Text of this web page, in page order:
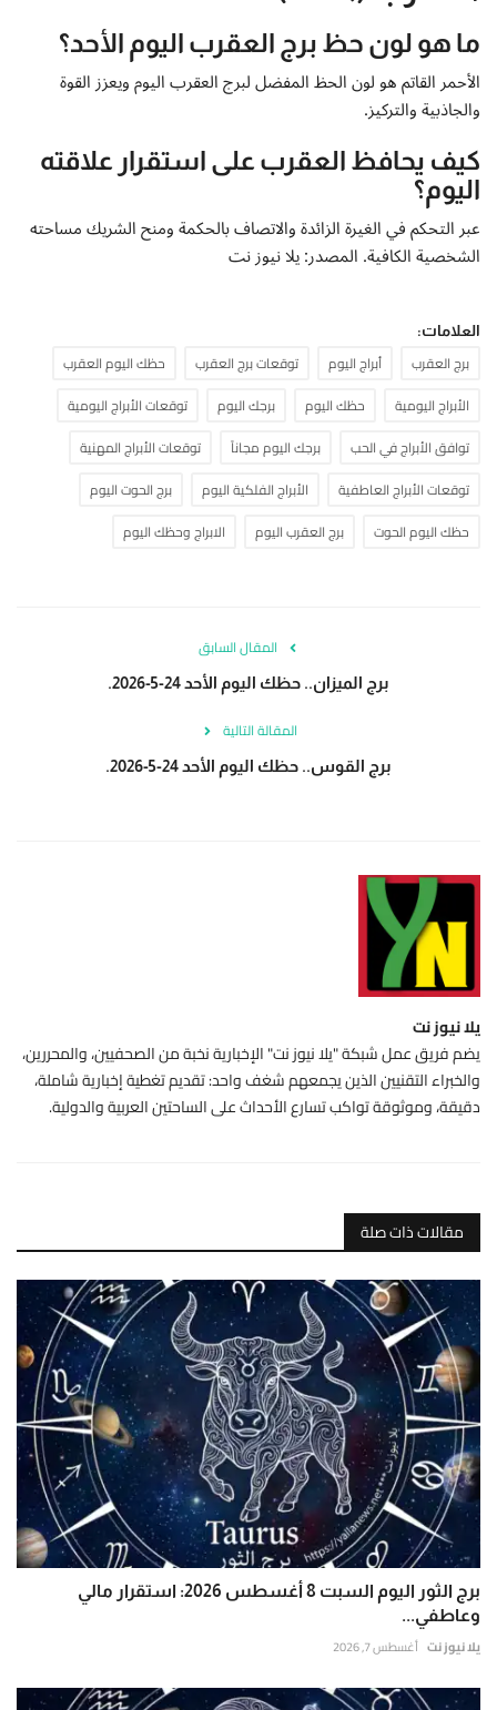
ما هو لون حظ برج العقرب اليوم الأحد؟
الأحمر القاتم هو لون الحظ المفضل لبرج العقرب اليوم ويعزز القوة
والجاذبية والتركيز.
كيف يحافظ العقرب على استقرار علاقته
اليوم؟
عبر التحكم في الغيرة الزائدة والاتصاف بالحكمة ومنح الشريك مساحته
الشخصية الكافية. المصدر: يلا نيوز نت
العلامات:
برج العقرب أبراج اليوم توقعات برج العقرب
حظك اليوم العقرب
الأبراج اليومية
حظك اليوم برجك اليوم
توقعات الأبراج اليومية
توافق الأبراج في الحب
برجك اليوم مجاناً
توقعات الأبراج المهنية
توقعات الأبراج العاطفية
الأبراج الفلكية اليوم
برج الحوت اليوم
حظك اليوم الحوت
برج العقرب اليوم الابراج وحظك اليوم
المقال السابق
برج الميزان.. حظك اليوم الأحد 24-5-2026.
المقالة التالية
برج القوس.. حظك اليوم الأحد 24-5-2026.
يلا نيوز نت
يضم فريق عمل شبكة "يلا نيوز نت" الإخبارية نخبة من الصحفيين، والمحررين،
والخبراء التقنيين الذين يجمعهم شغف واحد: تقديم تغطية إخبارية شاملة،
دقيقة، وموثوقة تواكب تسارع الأحداث على الساحتين العربية والدولية.
مقالات ذات صلة
برج الثور اليوم السبت 8 أغسطس 2026: استقرار مالي
وعاطفي...
يلا نيوز نت أغسطس 7, 2026